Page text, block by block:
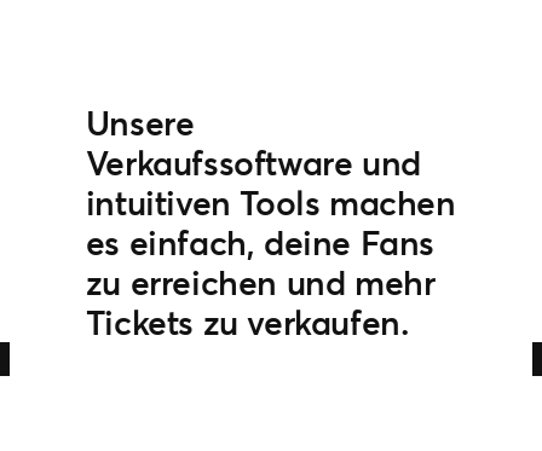
Unsere
Verkaufssoftware und
intuitiven Tools machen
es einfach, deine Fans
zu erreichen und mehr
Tickets zu verkaufen.